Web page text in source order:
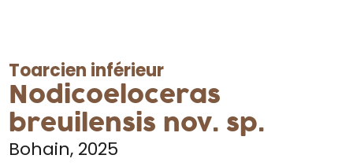
Toarcien inférieur
Nodicoeloceras
breuilensis nov. sp.
Bohain, 2025